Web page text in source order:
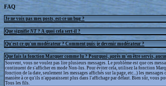
FAQ
Je ne vois pas mes posts, est-ce un bug ?
Que signifie NT ? A quoi cela sert-il ?
Qu'est-ce qu'un modérateur ? Comment puis-je devenir modérateur ?
Que fais la fonction Marquer comme lu ? Pourquoi, après m'en être servis,
Souvent, vous ne voulez pas lire plusieurs messages. Le problème est que ces
continuent de s'afficher en mode Non-lus. Pour éviter cela, utilisez la fonction
fonction de la date, seulement les messages affichés sur la page, etc...) les
manière à ce qu'ils n'apparaissent plus dans l'affichage par défaut. Bien sûr, vous
Tous les fils.